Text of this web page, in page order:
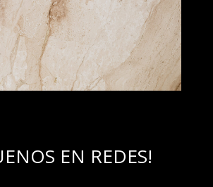
EN REDES!